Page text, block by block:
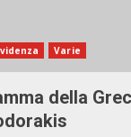
Varie
della